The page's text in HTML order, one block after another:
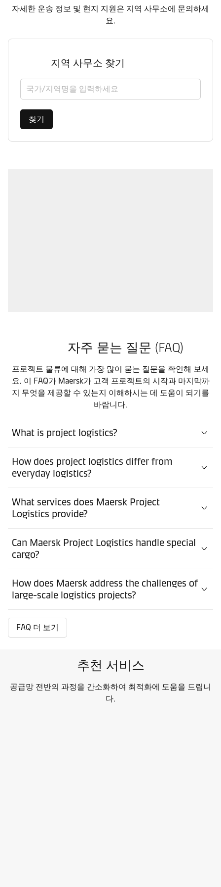
자세한 운송 정보 및 현지 지원은 지역 사무소에 문의하세
요.
지역 사무소 찾기
국가/지역을 선택하세요
찾기
자주 묻는 질문 (FAQ)
프로젝트 물류에 대해 가장 많이 묻는 질문을 확인해 보세
요. 이 FAQ가 Maersk가 고객 프로젝트의 시작과 마지막까
지 무엇을 제공할 수 있는지 이해하시는 데 도움이 되기를
바랍니다.
What is project logistics?
How does project logistics differ from
everyday logistics?
What services does Maersk Project
Logistics provide?
Can Maersk Project Logistics handle special
cargo?
How does Maersk address the challenges of
large-scale logistics projects?
FAQ 더 보기
추천 서비스
공급망 전반의 과정을 간소화하여 최적화에 도움을 드립니
다.